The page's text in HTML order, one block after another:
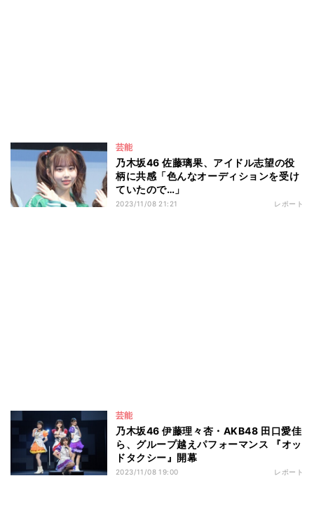
芸能
乃木坂46 佐藤璃果、アイドル志望の役
柄に共感「色んなオーディションを受け
ていたので…」
2023/11/08 21:21 レポート
芸能
乃木坂46 伊藤理々杏・AKB48 田口愛佳
ら、グループ越えパフォーマンス 『オッ
ドタクシー』開幕
2023/11/08 19:00 レポート